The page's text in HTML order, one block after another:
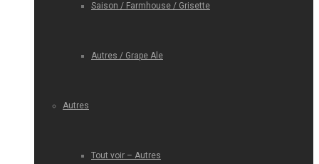
Saison / Farmhouse / Grisette
Autres / Grape Ale
Autres
Tout voir – Autres